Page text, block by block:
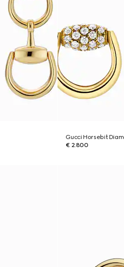
Gucci Horsebit
€ 2.800